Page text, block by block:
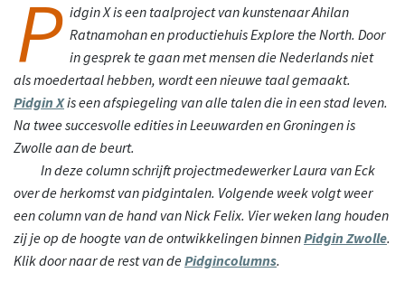
P idgin X is een taalproject van kunstenaar Ahilan
Ratnamohan en productiehuis Explore the North. Door
in gesprek te gaan met mensen die Nederlands niet
als moedertaal hebben, wordt een nieuwe taal gemaakt.
Pidgin Xis een afspiegeling van alle talen die in een stad leven.
Na twee succesvolle edities in Leeuwarden en Groningen is
Zwolle aan de beurt.
Indeze column schrijft projectmedewerker Laura van Eck
over de herkomst van pidgintalen. Volgende week volgt weer
een column van de hand van Nick Felix. Vier weken lang houden
zij je op de hoogte van de ontwikkelingen binnenPidgin Zwolle.
Klik door naar de rest van dePidgincolumns.